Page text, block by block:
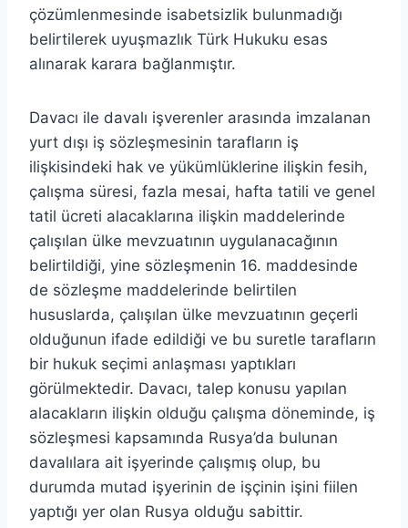
çözümlenmesinde isabetsizlik bulunmadığı
belirtilerek uyuşmazlık Türk Hukuku esas
alınarak karara bağlanmıştır.
Davacı ile davalı işverenler arasında imzalanan
yurt dışı iş sözleşmesinin tarafların iş
ilişkisindeki hak ve yükümlüklerine ilişkin fesih,
çalışma süresi, fazla mesai, hafta tatili ve genel
tatil ücreti alacaklarına ilişkin maddelerinde
çalışılan ülke mevzuatının uygulanacağının
belirtildiği, yine sözleşmenin 16. maddesinde
de sözleşme maddelerinde belirtilen
hususlarda, çalışılan ülke mevzuatının geçerli
olduğunun ifade edildiği ve bu suretle tarafların
bir hukuk seçimi anlaşması yaptıkları
görülmektedir. Davacı, talep konusu yapılan
alacakların ilişkin olduğu çalışma döneminde, iş
sözleşmesi kapsamında Rusya’da bulunan
davalılara ait işyerinde çalışmış olup, bu
durumda mutad işyerinin de işçinin işini fiilen
yaptığı yer olan Rusya olduğu sabittir.